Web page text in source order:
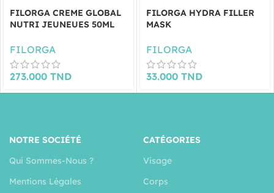
FILORGA CREME GLOBAL
NUTRI JEUNEUES 50ML
FILORGA
273.000 TND
FILORGA HYDRA FILLER
MASK
FILORGA
33.000 TND
NOTRE SOCIÉTÉ
Qui Sommes-Nous ?
Mentions Légales
CATÉGORIES
Visage
Corps